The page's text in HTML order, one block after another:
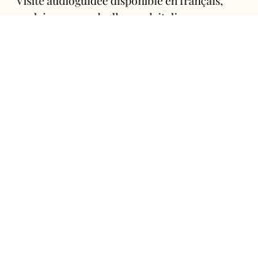
anglais, espagnol, allemand, italien,